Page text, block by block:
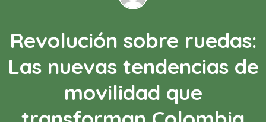
Revolución sobre ruedas:
Las nuevas tendencias de
movilidad que